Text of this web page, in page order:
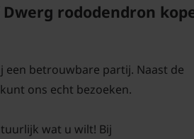
Wanneer
voorjaar. De
eventueel de
centimeter hoog
rododendron
betrouwbare partij. Naast de
ons echt bezoeken.
wat u wilt! Bij